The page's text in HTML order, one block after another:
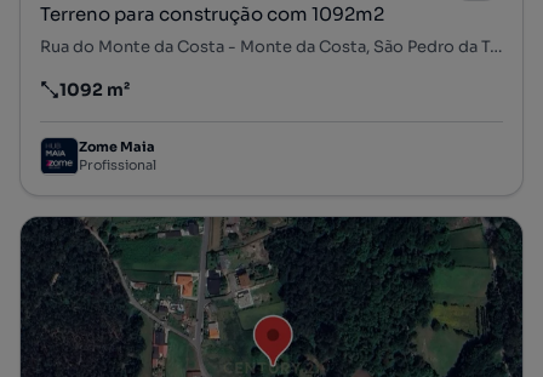
Terreno para construção com 1092m2
Rua do Monte da Costa - Monte da Costa, São Pedro da Torre, Valença, Viana do Castelo
Preço por metro quadrado
1092 m²
Zome Maia
Profissional